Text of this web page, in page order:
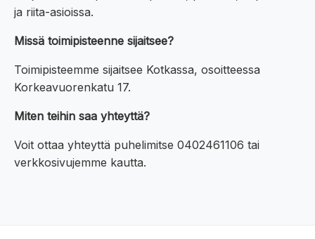
ja riita-asioissa.
Missä toimipisteenne sijaitsee?
Toimipisteemme sijaitsee Kotkassa, osoitteessa
Korkeavuorenkatu 17.
Miten teihin saa yhteyttä?
Voit ottaa yhteyttä puhelimitse 0402461106 tai
verkkosivujemme kautta.